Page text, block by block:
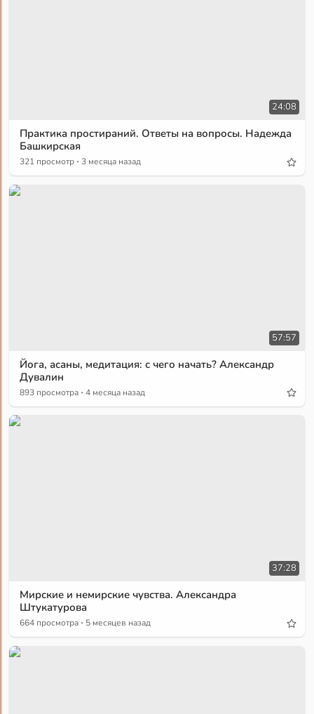
24:08
Практика простираний. Ответы на вопросы. Надежда
Башкирская
321 просмотр · 3 месяца назад
57:57
Йога, асаны, медитация: с чего начать? Александр
Дувалин
893 просмотра · 4 месяца назад
37:28
Мирские и немирские чувства. Александра
Штукатурова
664 просмотра · 5 месяцев назад